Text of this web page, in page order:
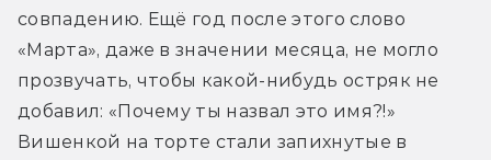
совпадению. Ещё год после этого слово
«Марта», даже в значении месяца, не могло
прозвучать, чтобы какой-нибудь остряк не
добавил: «Почему ты назвал это имя?!»
Вишенкой на торте стали запихнутые в